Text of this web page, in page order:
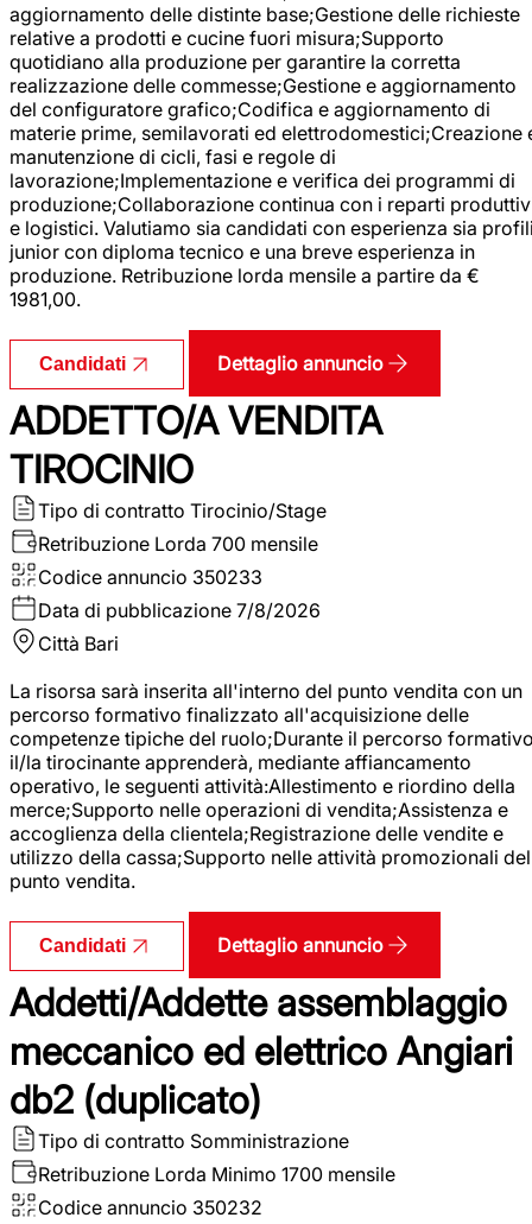
aggiornamento delle distinte base;Gestione delle richieste
relative a prodotti e cucine fuori misura;Supporto
quotidiano alla produzione per garantire la corretta
realizzazione delle commesse;Gestione e aggiornamento
del configuratore grafico;Codifica e aggiornamento di
materie prime, semilavorati ed elettrodomestici;Creazione
manutenzione di cicli, fasi e regole di
lavorazione;Implementazione e verifica dei programmi di
produzione;Collaborazione continua con i reparti
e logistici. Valutiamo sia candidati con esperienza sia
junior con diploma tecnico e una breve esperienza in
produzione. Retribuzione lorda mensile a partire da €
1981,00.
Candidati Dettaglio annuncio
ADDETTO/A VENDITA
TIROCINIO
Tipo di contratto Tirocinio/Stage
Retribuzione Lorda 700 mensile
Codice annuncio 350233
Data di pubblicazione 7/8/2026
Città Bari
La risorsa sarà inserita all'interno del punto vendita con un
percorso formativo finalizzato all'acquisizione delle
competenze tipiche del ruolo;Durante il percorso
il/la tirocinante apprenderà, mediante affiancamento
operativo, le seguenti attività:Allestimento e riordino della
merce;Supporto nelle operazioni di vendita;Assistenza e
accoglienza della clientela;Registrazione delle vendite e
utilizzo della cassa;Supporto nelle attività promozionali del
punto vendita.
Candidati Dettaglio annuncio
Addetti/Addette assemblaggio
meccanico ed elettrico Angiari
db2 (duplicato)
Tipo di contratto Somministrazione
Retribuzione Lorda Minimo 1700 mensile
Codice annuncio 350232